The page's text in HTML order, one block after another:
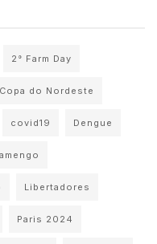
2° Farm Day
Copa do Nordeste
covid19 Dengue
Libertadores
Paris 2024